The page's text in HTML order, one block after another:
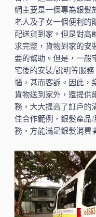
網主要是一個專為銀髮
老人及子女一個便利的
配送貨到家。但是對高
求完整，貨物到家的安
要的幫助。但是，一般
宅後的安裝/說明等服
惱，甚而客訴。因此，
貨物送到家外，還提供
務，大大提高了訂戶的
佳合作範例，銀髮產品
務，方能滿足銀髮消費